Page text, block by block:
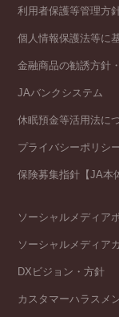
利用者保護等管理方
個人情報保護法等に
金融商品の勧誘方針
JAバンクシステム
休眠預金等活用法に
プライバシーポリシ
保険募集指針【JA本
ソーシャルメディア
ソーシャルメディア
DXビジョン・方針
カスタマーハラスメ